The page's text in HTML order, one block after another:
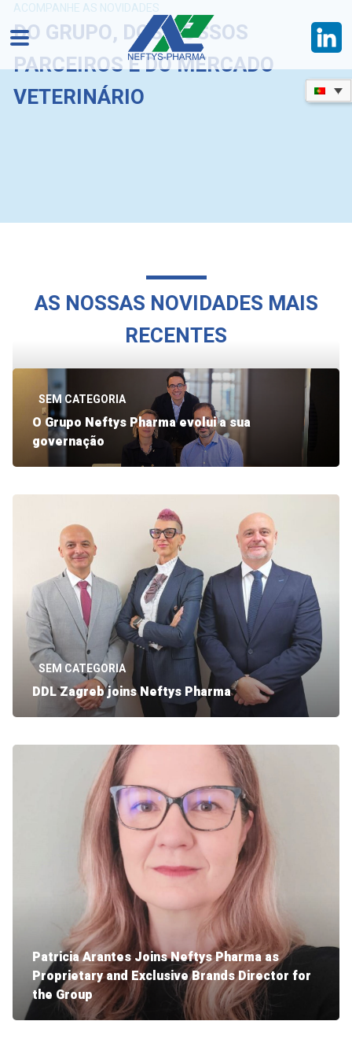
ACOMPANHE AS NOVIDADES
DO GRUPO, DOS NOSSOS
PARCEIROS E DO MERCADO
VETERINÁRIO
AS NOSSAS NOVIDADES MAIS
RECENTES
SEM CATEGORIA
O Grupo Neftys Pharma evolui a sua
governação
O Grupo Neftys anuncia uma evolução da sua
efeitos a partir de 1 de maio de 2026. Estas
mudanças inserem-se na continuidade do
desenvolvimento do Grupo e têm como objetivo
reforçar a sua estrutura para apoiar de forma
sustentável o seu crescimento e as suas
ambições futuras. […]
SEM CATEGORIA
DDL Zagreb joins Neftys Pharma
Founded in 1994, DDL Zagreb operates in the
Slovenia and Serbia. With more than 1,000
customers and a diversified product portfolio, it is
one of the market leaders, now integrated into
the Neftys Pharma group. Diego Mignot, Group
Managing Director, said: “We are delighted to
announce that Neftys Pharma […]
Patricia Arantes Joins Neftys Pharma as
Proprietary and Exclusive Brands Director for
the Group
The Neftys Pharma Group, an international